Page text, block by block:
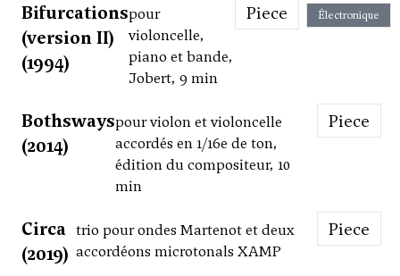
Bifurcations
(version II)
(1994)
pour
violoncelle,
piano et bande,
Jobert, 9 min
Piece Électronique
Bothsways
(2014)
pour violon et violoncelle
accordés en 1/16e de ton,
édition du compositeur, 10
min
Piece
Circa
(2019)
trio pour ondes Martenot et deux
accordéons microtonals XAMP
Piece